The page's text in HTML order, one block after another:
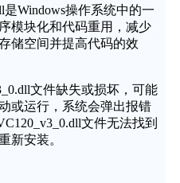
是Windows操作系统中的一
模块化和代码重用，减少
储空间并提高代码的效
文件缺失或损坏，可能
或运行，系统会弹出报错
文件无法找到
新安装。